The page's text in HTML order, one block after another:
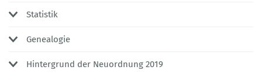
Statistik
Genealogie
Hintergrund der Neuordnung 2019